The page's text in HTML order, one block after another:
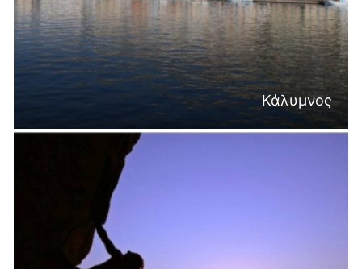
Κάλυμνος